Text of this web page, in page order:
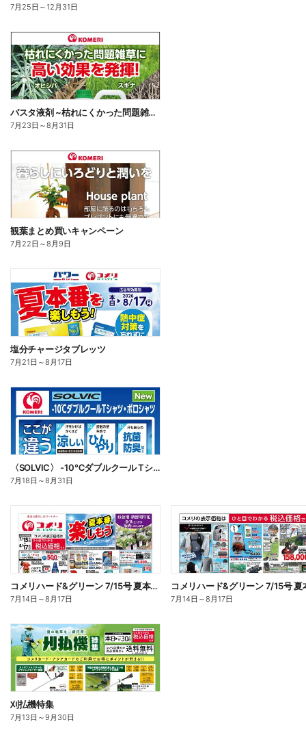
7月25日 ～12月31日
バスタ液剤 ~枯れにくかった問題雑草に高い効果を発揮!~
7月23日 ～8月31日
観葉まとめ買いキャンペーン
7月22日 ～8月9日
塩分チャージタブレッツ
7月21日 ～8月17日
〈SOLVIC〉 -10℃ダブルクール Tシャツ・ポロシャツ
7月18日 ～8月31日
コメリハード&グリーン 7/15号 夏本番を楽しもう オモテ
7月14日 ～8月17日 7月14日 ～8月17日
刈払機特集
7月13日 ～9月30日